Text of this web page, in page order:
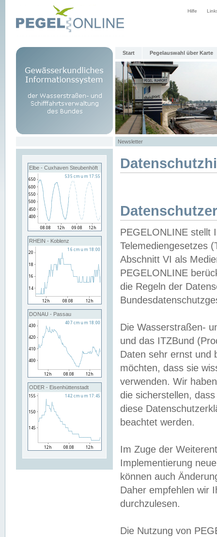
Hilfe
Start Pegelauswahl über Karte
Newsletter
Elbe - Cuxhaven Steubenhöft
RHEIN - Koblenz
DONAU - Passau
ODER - Eisenhüttenstadt
PEGELONLINE stellt
Telemediengesetzes
Abschnitt VI als
PEGELONLINE
die Regeln der
Die Wasserstraßen-
und das ITZBund
Daten sehr ernst und
möchten, dass sie
verwenden. Wir
die sicherstellen,
diese
beachtet werden.
Im Zuge der
Implementierung
können auch
Daher empfehlen wir
durchzulesen.
Die Nutzung von